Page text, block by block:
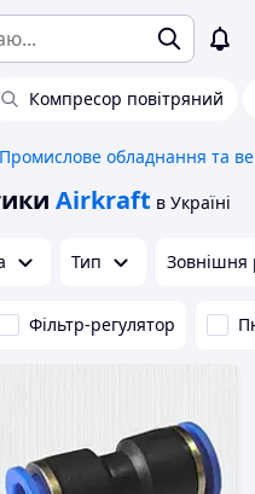
Компресор повітряний
Airkraft в Україні
Тип Зовнішня
Фільтр-регулятор